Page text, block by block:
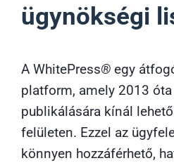
ügynökségi
A WhitePress® egy
platform, amely 2013
publikálására kínál
felületen. Ezzel az
könnyen hozzáférhető,